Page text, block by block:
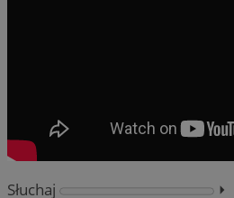
Słuchaj ⏵︎